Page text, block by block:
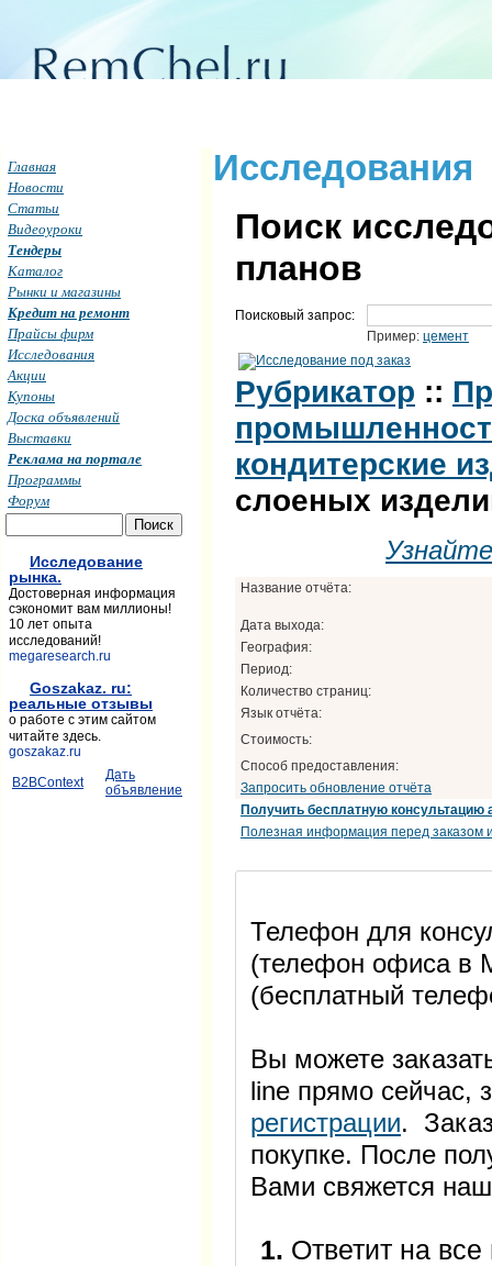
Исследования
Поиск
планов
Поисковый запрос:
Пример: цемент
Рубрикатор ::
кондитерские
слоеных
Название отчёта:
Дата выхода:
География:
Период:
Количество страниц:
Язык отчёта:
Стоимость:
Способ предоставления:
Запросить обновление отчёта
Получить бесплатную консультацию
Полезная информация перед заказом
Телефон для
(телефон офиса в
(бесплатный
Вы можете
line прямо
регистрации.
покупке. После
Вами свяжется
1. Ответит на
Главная
Новости
Статьи
Видеоуроки
Тендеры
Каталог
Рынки и магазины
Кредит на ремонт
Прайсы фирм
Исследования
Акции
Купоны
Доска объявлений
Выставки
Реклама на портале
Программы
Форум
Исследование
рынка.
Достоверная информация
сэкономит вам миллионы!
10 лет опыта
исследований!
megaresearch.ru
Goszakaz. ru:
реальные отзывы
о работе с этим сайтом
читайте здесь.
goszakaz.ru
B2BContext
Дать
объявление